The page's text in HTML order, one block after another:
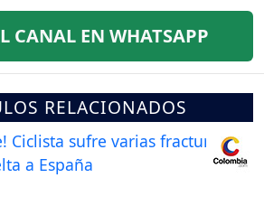
CANAL EN WHATSAPP
RELACIONADOS